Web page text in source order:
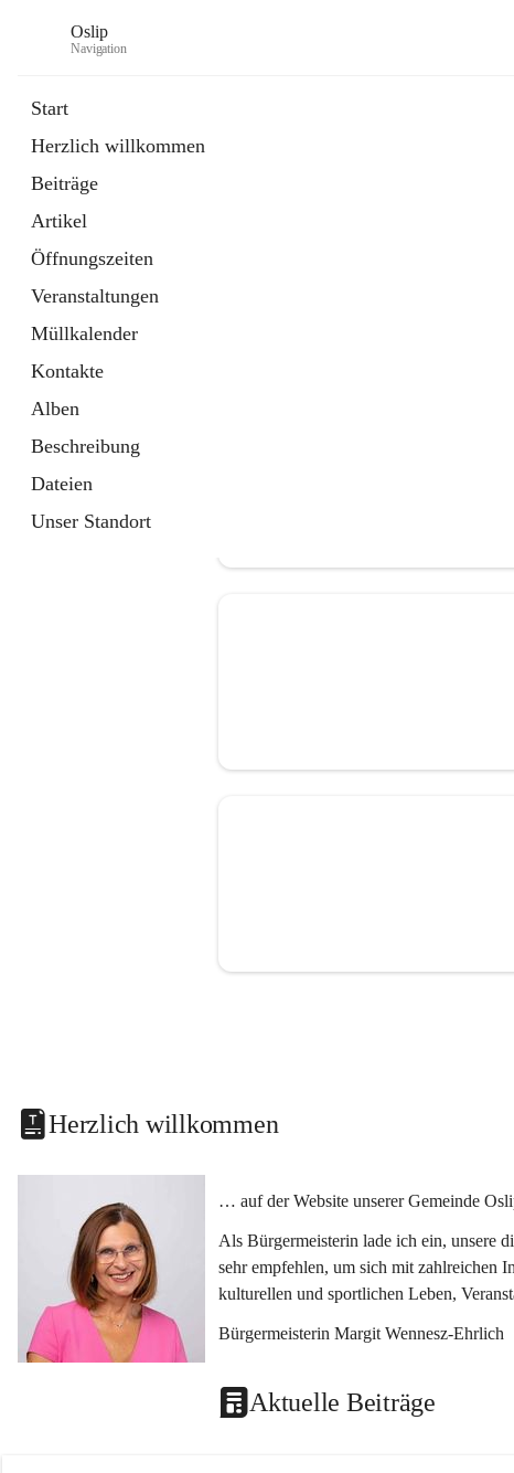
Oslip
Navigation
Start
Herzlich willkommen
Beiträge
Artikel
Öffnungszeiten
Veranstaltungen
Müllkalender
Kontakte
Alben
Beschreibung
Dateien
Unser Standort
Herzlich willkommen
… auf der Website unserer Gemeinde
Als Bürgermeisterin lade ich ein, unsere
sehr empfehlen, um sich mit zahlreichen
kulturellen und sportlichen Leben,
Bürgermeisterin Margit Wennesz-Ehrlich
Aktuelle Beiträge